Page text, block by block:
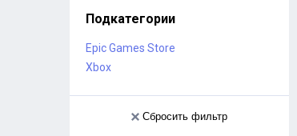
Подкатегории
Epic Games Store
Xbox
Сбросить фильтр